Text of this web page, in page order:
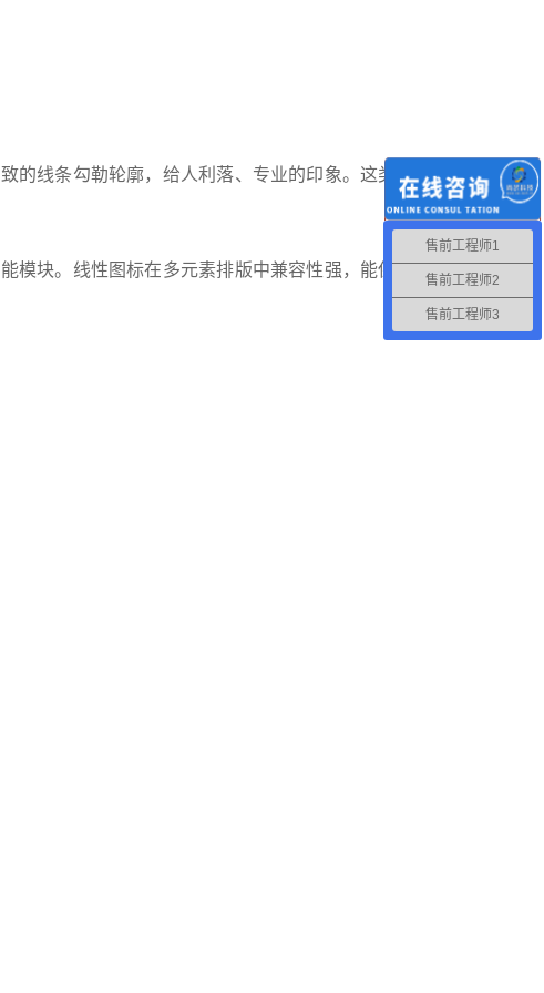
的线条勾勒轮廓，给人利落、专业的印象。这类图标高
模块。线性图标在多元素排版中兼容性强，能保持界面
售前工程师1
售前工程师2
售前工程师3